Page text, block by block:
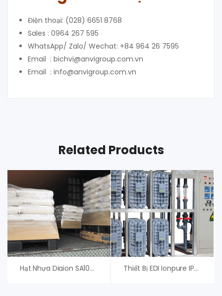
Điện thoại: (028) 6651 8768
Sales : 0964 267 595
WhatsApp/ Zalo/ Wechat: +84 964 26 7595
Email : bichvi@anvigroup.com.vn
Email : info@anvigroup.com.vn
Related Products
Hạt Nhựa Diaion SA10AP – Mitsubishi – Giá Tốt Thiết Bị EDI Ionpure IP-LXM24HI-3 Xylem (Evoqua)